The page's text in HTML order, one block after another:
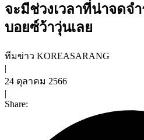
จะมีช่วงเวลาที่น่าจดจ
บอยซ์ว้าวุ่นเลย
ทีมข่าว KOREASARANG
|
24 ตุลาคม 2566
|
Share: